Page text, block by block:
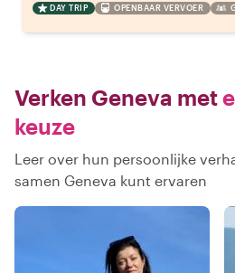
DAY TRIP OPENBAAR VERVOER
Verken Geneva met
keuze
Leer over hun persoonlijke
samen Geneva kunt ervaren